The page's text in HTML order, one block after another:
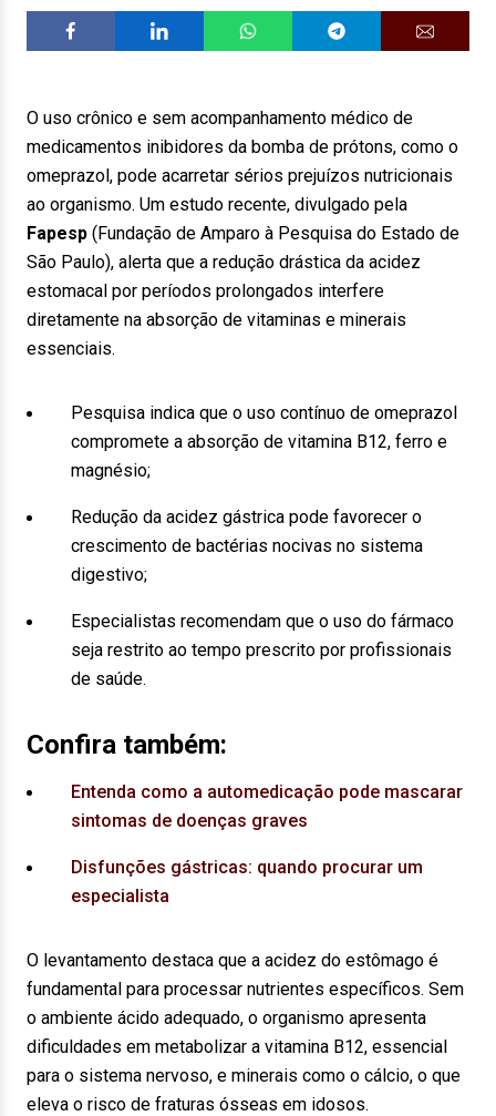
O uso crônico e sem acompanhamento médico de
medicamentos inibidores da bomba de prótons, como o
omeprazol, pode acarretar sérios prejuízos nutricionais
ao organismo. Um estudo recente, divulgado pela
Fapesp (Fundação de Amparo à Pesquisa do Estado de
São Paulo), alerta que a redução drástica da acidez
estomacal por períodos prolongados interfere
diretamente na absorção de vitaminas e minerais
essenciais.
Pesquisa indica que o uso contínuo de omeprazol
compromete a absorção de vitamina B12, ferro e
magnésio;
Redução da acidez gástrica pode favorecer o
crescimento de bactérias nocivas no sistema
digestivo;
Especialistas recomendam que o uso do fármaco
seja restrito ao tempo prescrito por profissionais
de saúde.
Confira também:
Entenda como a automedicação pode mascarar
sintomas de doenças graves
Disfunções gástricas: quando procurar um
especialista
O levantamento destaca que a acidez do estômago é
fundamental para processar nutrientes específicos. Sem
o ambiente ácido adequado, o organismo apresenta
dificuldades em metabolizar a vitamina B12, essencial
para o sistema nervoso, e minerais como o cálcio, o que
eleva o risco de fraturas ósseas em idosos.